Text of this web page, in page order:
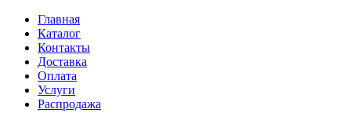
Главная
Каталог
Контакты
Доставка
Оплата
Услуги
Распродажа